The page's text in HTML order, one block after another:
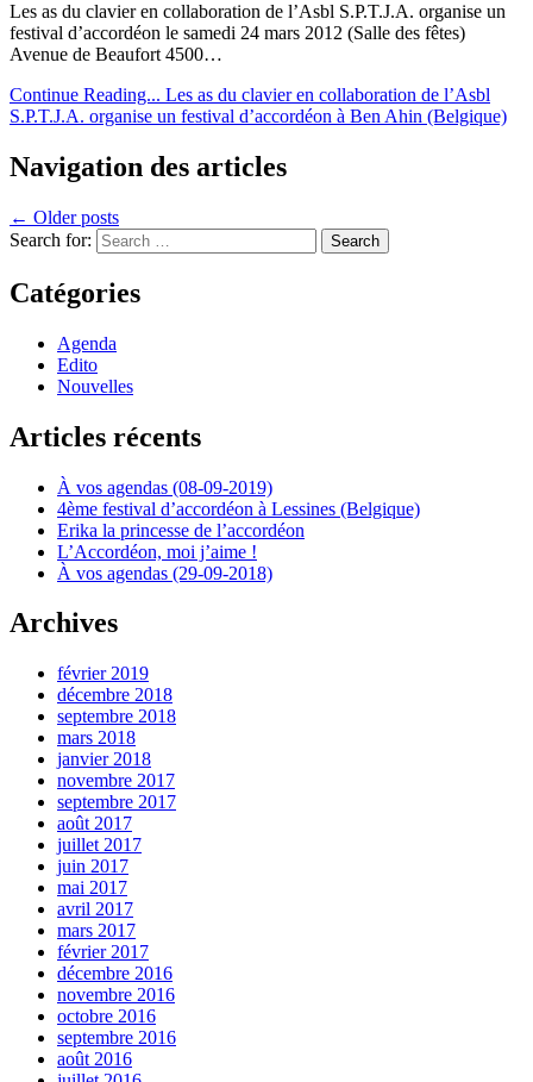
Les as du clavier en collaboration de l’Asbl S.P.T.J.A. organise un
festival d’accordéon le samedi 24 mars 2012 (Salle des fêtes)
Avenue de Beaufort 4500…
Continue Reading... Les as du clavier en collaboration de l’Asbl
S.P.T.J.A. organise un festival d’accordéon à Ben Ahin (Belgique)
Navigation des articles
← Older posts
Search for:
Catégories
Agenda
Edito
Nouvelles
Articles récents
À vos agendas (08-09-2019)
4ème festival d’accordéon à Lessines (Belgique)
Erika la princesse de l’accordéon
L’Accordéon, moi j’aime !
À vos agendas (29-09-2018)
Archives
février 2019
décembre 2018
septembre 2018
mars 2018
janvier 2018
novembre 2017
septembre 2017
août 2017
juillet 2017
juin 2017
mai 2017
avril 2017
mars 2017
février 2017
décembre 2016
novembre 2016
octobre 2016
septembre 2016
août 2016